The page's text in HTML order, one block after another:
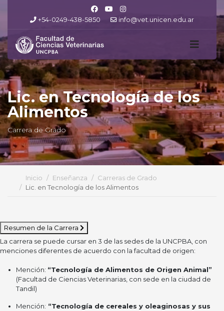
+54-0249-438-5850 info@vet.unicen.edu.ar
Lic. en Tecnología de los
Alimentos
Carrera de Grado
Inicio Enseñanza
Carreras de Grado
Lic. en Tecnología de los Alimentos
Resumen de la Carrera
La carrera se puede cursar en 3 de las sedes de la UNCPBA, con
menciones diferentes de acuerdo con la facultad de origen:
Mención: “Tecnología de Alimentos de Origen Animal”
(Facultad de Ciencias Veterinarias, con sede en la ciudad de
Tandil)
Mención: “Tecnología de cereales y oleaginosas y sus